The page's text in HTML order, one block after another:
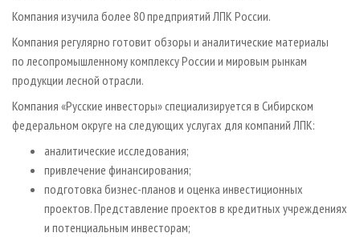
Компания изучила более 80 предприятий ЛПК России.
Компания регулярно готовит обзоры и аналитические материалы
по лесопромышленному комплексу России и мировым рынкам
продукции лесной отрасли.
Компания «Русские инвесторы» специализируется в Сибирском
федеральном округе на следующих услугах для компаний ЛПК:
аналитические исследования;
привлечение финансирования;
подготовка бизнес-планов и оценка инвестиционных
проектов. Представление проектов в кредитных учреждениях
и потенциальным инвесторам;